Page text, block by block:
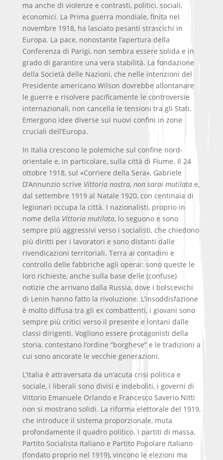
ma anche di violenze e contrasti, politici, sociali,
economici. La Prima guerra mondiale, finita nel
novembre 1918, ha lasciato pesanti strascichi in
Europa. La pace, nonostante l’apertura della
Conferenza di Parigi, non sembra essere solida e in
grado di garantire una vera stabilità. La fondazione
della Società delle Nazioni, che nelle intenzioni del
Presidente americano Wilson dovrebbe allontanare
le guerre e risolvere pacificamente le controversie
internazionali, non cancella le tensioni tra gli Stati.
Emergono idee diverse sui nuovi confini in zone
cruciali dell’Europa.
In Italia crescono le polemiche sul confine nord-
orientale e, in particolare, sulla città di Fiume. Il 24
ottobre 1918, sul «Corriere della Sera», Gabriele
D’Annunzio scrive Vittoria nostra, non sarai mutilatae,
dal settembre 1919 al Natale 1920, con centinaia di
legionari occupa la città. I nazionalisti, proprio in
nome della Vittoria mutilata, lo seguono e sono
sempre più aggressivi verso i socialisti, che chiedono
più diritti per i lavoratori e sono distanti dalle
rivendicazioni territoriali. Terra ai contadini e
controllo delle fabbriche agli operai: sono queste le
loro richieste, anche sulla base delle (confuse)
notizie che arrivano dalla Russia, dove i bolscevichi
di Lenin hanno fatto la rivoluzione. L’insoddisfazione
è molto diffusa tra gli ex combattenti, i giovani sono
sempre più critici verso il presente e lontani dalle
classi dirigenti. Vogliono essere protagonisti della
storia, contestano l’ordine “borghese” e le tradizioni a
cui sono ancorate le vecchie generazioni.
L’Italia è attraversata da un’acuta crisi politica e
sociale, i liberali sono divisi e indeboliti, i governi di
Vittorio Emanuele Orlando e Francesco Saverio Nitti
non si mostrano solidi. La riforma elettorale del 1919,
che introduce il sistema proporzionale, muta
profondamente il quadro politico. I partiti di massa,
Partito Socialista Italiano e Partito Popolare Italiano
(fondato proprio nel 1919), vincono le elezioni ma